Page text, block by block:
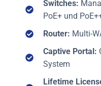
Switches:
PoE+ und
Router: Multi-
Captive Portal:
System
Lifetime